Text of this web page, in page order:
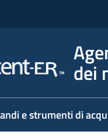
dei
e strumenti di